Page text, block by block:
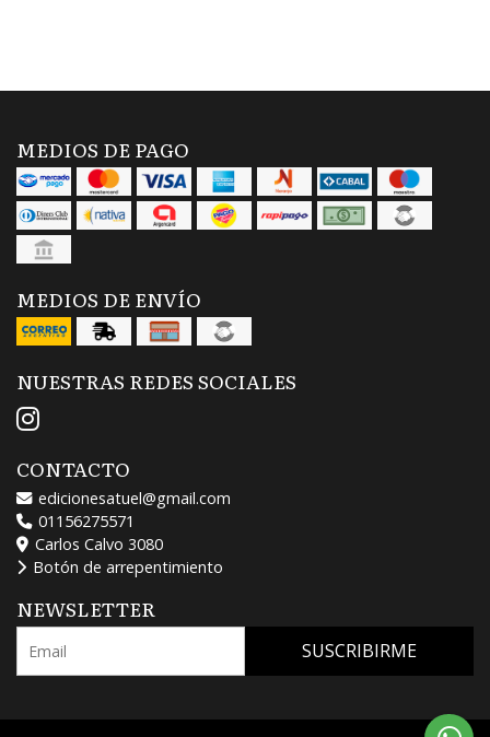
MEDIOS DE PAGO
MEDIOS DE ENVÍO
NUESTRAS REDES SOCIALES
CONTACTO
edicionesatuel@gmail.com
01156275571
Carlos Calvo 3080
Botón de arrepentimiento
NEWSLETTER
SUSCRIBIRME